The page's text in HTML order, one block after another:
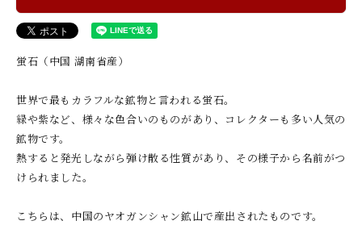
蛍石（中国 湖南省産）
世界で最もカラフルな鉱物と言われる蛍石。
緑や紫など、様々な色合いのものがあり、コレクターも多い人気の
鉱物です。
熱すると発光しながら弾け散る性質があり、その様子から名前がつ
けられました。
こちらは、中国のヤオガンシャン鉱山で産出されたものです。